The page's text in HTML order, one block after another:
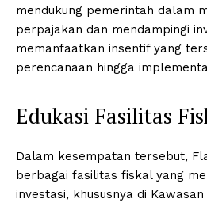
mendukung pemerintah dalam
perpajakan dan mendampingi
memanfaatkan insentif yang
perencanaan hingga
Edukasi Fasilitas
Dalam kesempatan tersebut,
berbagai fasilitas fiskal yang
investasi, khususnya di Kawasan